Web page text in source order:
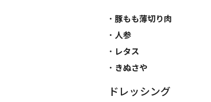
豚もも薄切り肉
人参
レタス
きぬさや
ドレッシング